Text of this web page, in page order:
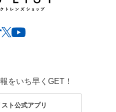
をいち早くGET！
ト公式アプリ